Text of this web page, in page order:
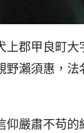
上郡甲良町
瀨須惠，
嚴肅不苟